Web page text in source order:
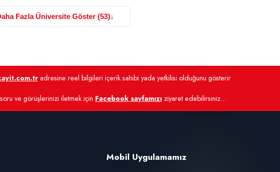
Fazla Üniversite Göster (53)↓
adresine reel bilgileri içerik sahibi yada yetkilisi olduğunu gösterir
ve görüşlerinizi iletmek için Facebook sayfamızı ziyaret edebilirsiniz...
Mobil Uygulamamız